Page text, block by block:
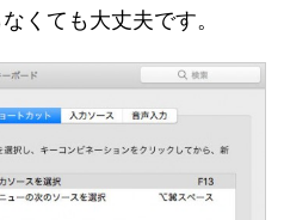
くても大丈夫です。